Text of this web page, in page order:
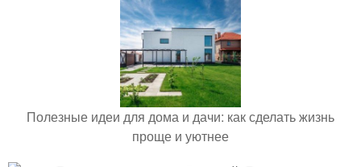
Полезные идеи для дома и дачи: как сделать жизнь
проще и уютнее